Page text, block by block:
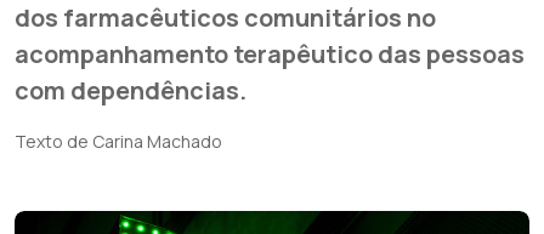
dos farmacêuticos comunitários no
acompanhamento terapêutico das pessoas
com dependências.
Texto de Carina Machado